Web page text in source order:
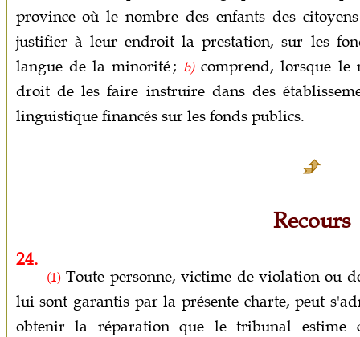
province où le nombre des enfants des
justifier à leur endroit la prestation, sur les
langue de la minorité ; b)comprend, lorsque le
droit de les faire instruire dans des
linguistique financés sur les fonds publics.
Recours
24.
(1) Toute personne, victime de violation ou
lui sont garantis par la présente charte, peut
obtenir la réparation que le tribunal estime